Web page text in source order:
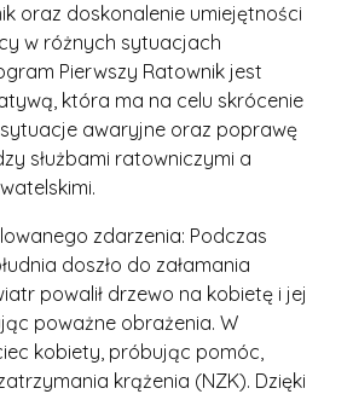
oraz doskonalenie umiejętności
w różnych sytuacjach
Pierwszy Ratownik jest
która ma na celu skrócenie
awaryjne oraz poprawę
służbami ratowniczymi a
zdarzenia: Podczas
doszło do załamania
powalił drzewo na kobietę i jej
poważne obrażenia. W
kobiety, próbując pomóc,
krążenia (NZK). Dzięki